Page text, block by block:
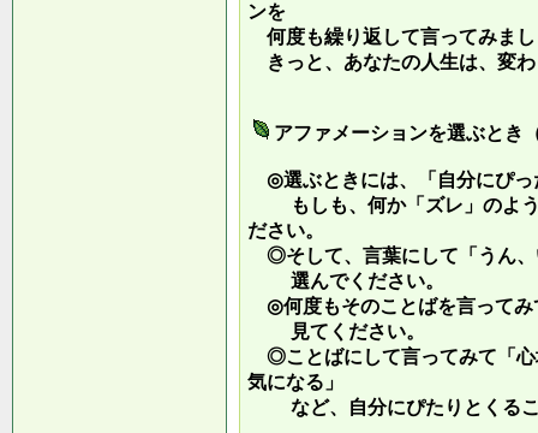
ンを
何度も繰り返して言ってみま
きっと、あなたの人生は、変
アファメーションを選ぶとき
◎選ぶときには、「自分にぴっ
もしも、何か「ズレ」のよう
ださい。
◎そして、言葉にして「うん、
選んでください。
◎何度もそのことばを言ってみ
見てください。
◎ことばにして言ってみて「心
気になる」
など、自分にぴたりとくるこ